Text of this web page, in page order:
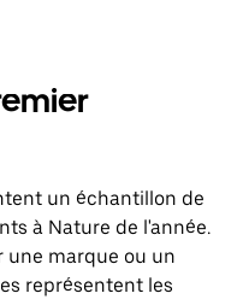
un échantillon de
à Nature de l'année.
une marque ou un
représentent les